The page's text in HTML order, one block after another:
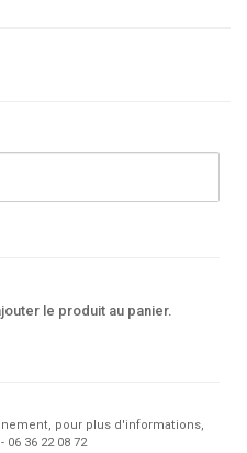
le produit au panier.
pour plus d'informations,
36 22 08 72